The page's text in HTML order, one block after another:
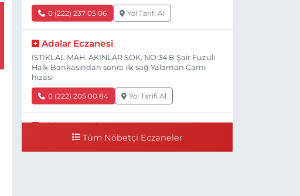
0 (222) 237 05 06 Yol Tarifi Al
Adalar Eczanesi
İSTİKLAL MAH. AKINLAR SOK. NO:34 B Şair Fuzuli
Halk Bankasından sonra ilk sağ Yalaman Cami
hizası
0 (222) 205 00 84 Yol Tarifi Al
Bal Eczanesi
VİŞNELİK MH. ÖĞRETMENLER CAD. NO:78 C
Vişnelik Tramvay durağının 100 metre ilerisi
Tüm Nöbetçi Eczaneler